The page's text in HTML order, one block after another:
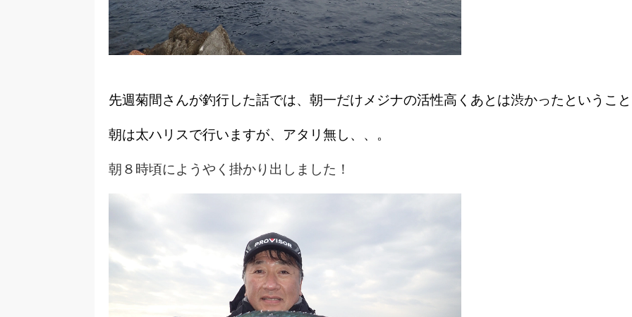
先週菊間さんが釣行した話では、朝一だけメジナの活性高くあとは渋かったというこ
朝は太ハリスで行いますが、アタリ無し、、。
朝８時頃にようやく掛かり出しました！